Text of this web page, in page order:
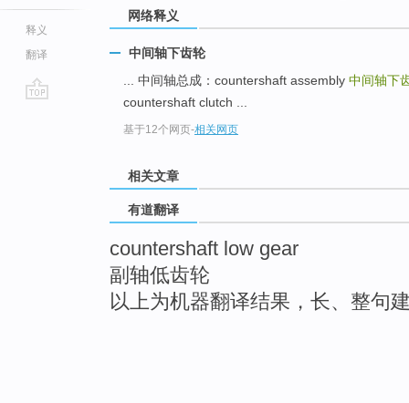
释义
翻译
网络释义
中间轴下齿轮
... 中间轴总成：countershaft assembly 中间轴下
countershaft clutch ...
基于12个网页-相关网页
相关文章
有道翻译
countershaft low gear
副轴低齿轮
以上为机器翻译结果，长、整句